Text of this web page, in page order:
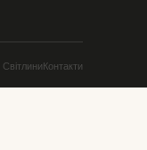
СвітлиниКонтакти